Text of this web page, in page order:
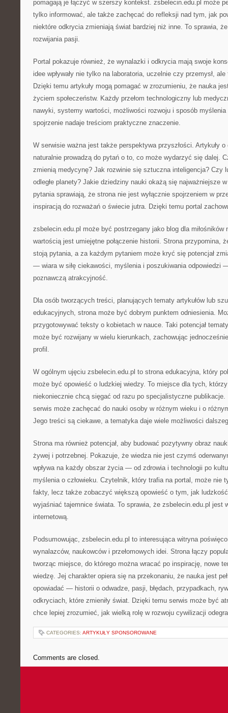
pomagają je łączyć w szerszy kontekst. zsbelecin.edu.pl może
tylko informować, ale także zachęcać do refleksji nad tym, jak
niektóre odkrycia zmieniają świat bardziej niż inne. To sprawia,
rozwijania pasji.
Portal pokazuje również, że wynalazki i odkrycia mają swoje
idee wpływały nie tylko na laboratoria, uczelnie czy przemysł,
Dzięki temu artykuły mogą pomagać w zrozumieniu, że nauka
życiem społeczeństw. Każdy przełom technologiczny lub
nawyki, systemy wartości, możliwości rozwoju i sposób myślenia
spojrzenie nadaje treściom praktyczne znaczenie.
W serwisie ważna jest także perspektywa przyszłości. Artykuły
naturalnie prowadzą do pytań o to, co może wydarzyć się dalej.
zmienią medycynę? Jak rozwinie się sztuczna inteligencja? Czy
odległe planety? Jakie dziedziny nauki okażą się najważniejsze
pytania sprawiają, że strona nie jest wyłącznie spojrzeniem w
inspiracją do rozważań o świecie jutra. Dzięki temu portal
zsbelecin.edu.pl może być postrzegany jako blog dla miłośników
wartością jest umiejętne połączenie historii. Strona przypomina,
stoją pytania, a za każdym pytaniem może kryć się potencjał
— wiara w siłę ciekawości, myślenia i poszukiwania odpowiedzi
poznawczą atrakcyjność.
Dla osób tworzących treści, planujących tematy artykułów lub
edukacyjnych, strona może być dobrym punktem odniesienia.
przygotowywać teksty o kobietach w nauce. Taki potencjał
może być rozwijany w wielu kierunkach, zachowując
profil.
W ogólnym ujęciu zsbelecin.edu.pl to strona edukacyjna, który
może być opowieść o ludzkiej wiedzy. To miejsce dla tych, którzy
niekoniecznie chcą sięgać od razu po specjalistyczne
serwis może zachęcać do nauki osoby w różnym wieku i o
Jego treści są ciekawe, a tematyka daje wiele możliwości
Strona ma również potencjał, aby budować pozytywny obraz
żywej i potrzebnej. Pokazuje, że wiedza nie jest czymś
wpływa na każdy obszar życia — od zdrowia i technologii po
myślenia o człowieku. Czytelnik, który trafia na portal, może nie
fakty, lecz także zobaczyć większą opowieść o tym, jak ludzkość
wyjaśniać tajemnice świata. To sprawia, że zsbelecin.edu.pl jest
internetową.
Podsumowując, zsbelecin.edu.pl to interesująca witryna
wynalazców, naukowców i przełomowych idei. Strona łączy
tworząc miejsce, do którego można wracać po inspirację, nowe
wiedzę. Jej charakter opiera się na przekonaniu, że nauka jest
opowiadać — historii o odwadze, pasji, błędach, przypadkach,
odkryciach, które zmieniły świat. Dzięki temu serwis może być
chce lepiej zrozumieć, jak wielką rolę w rozwoju cywilizacji
CATEGORIES: ARTYKUŁY SPONSOROWANE
Comments are closed.